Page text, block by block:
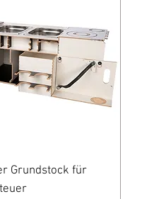
Grundstock für